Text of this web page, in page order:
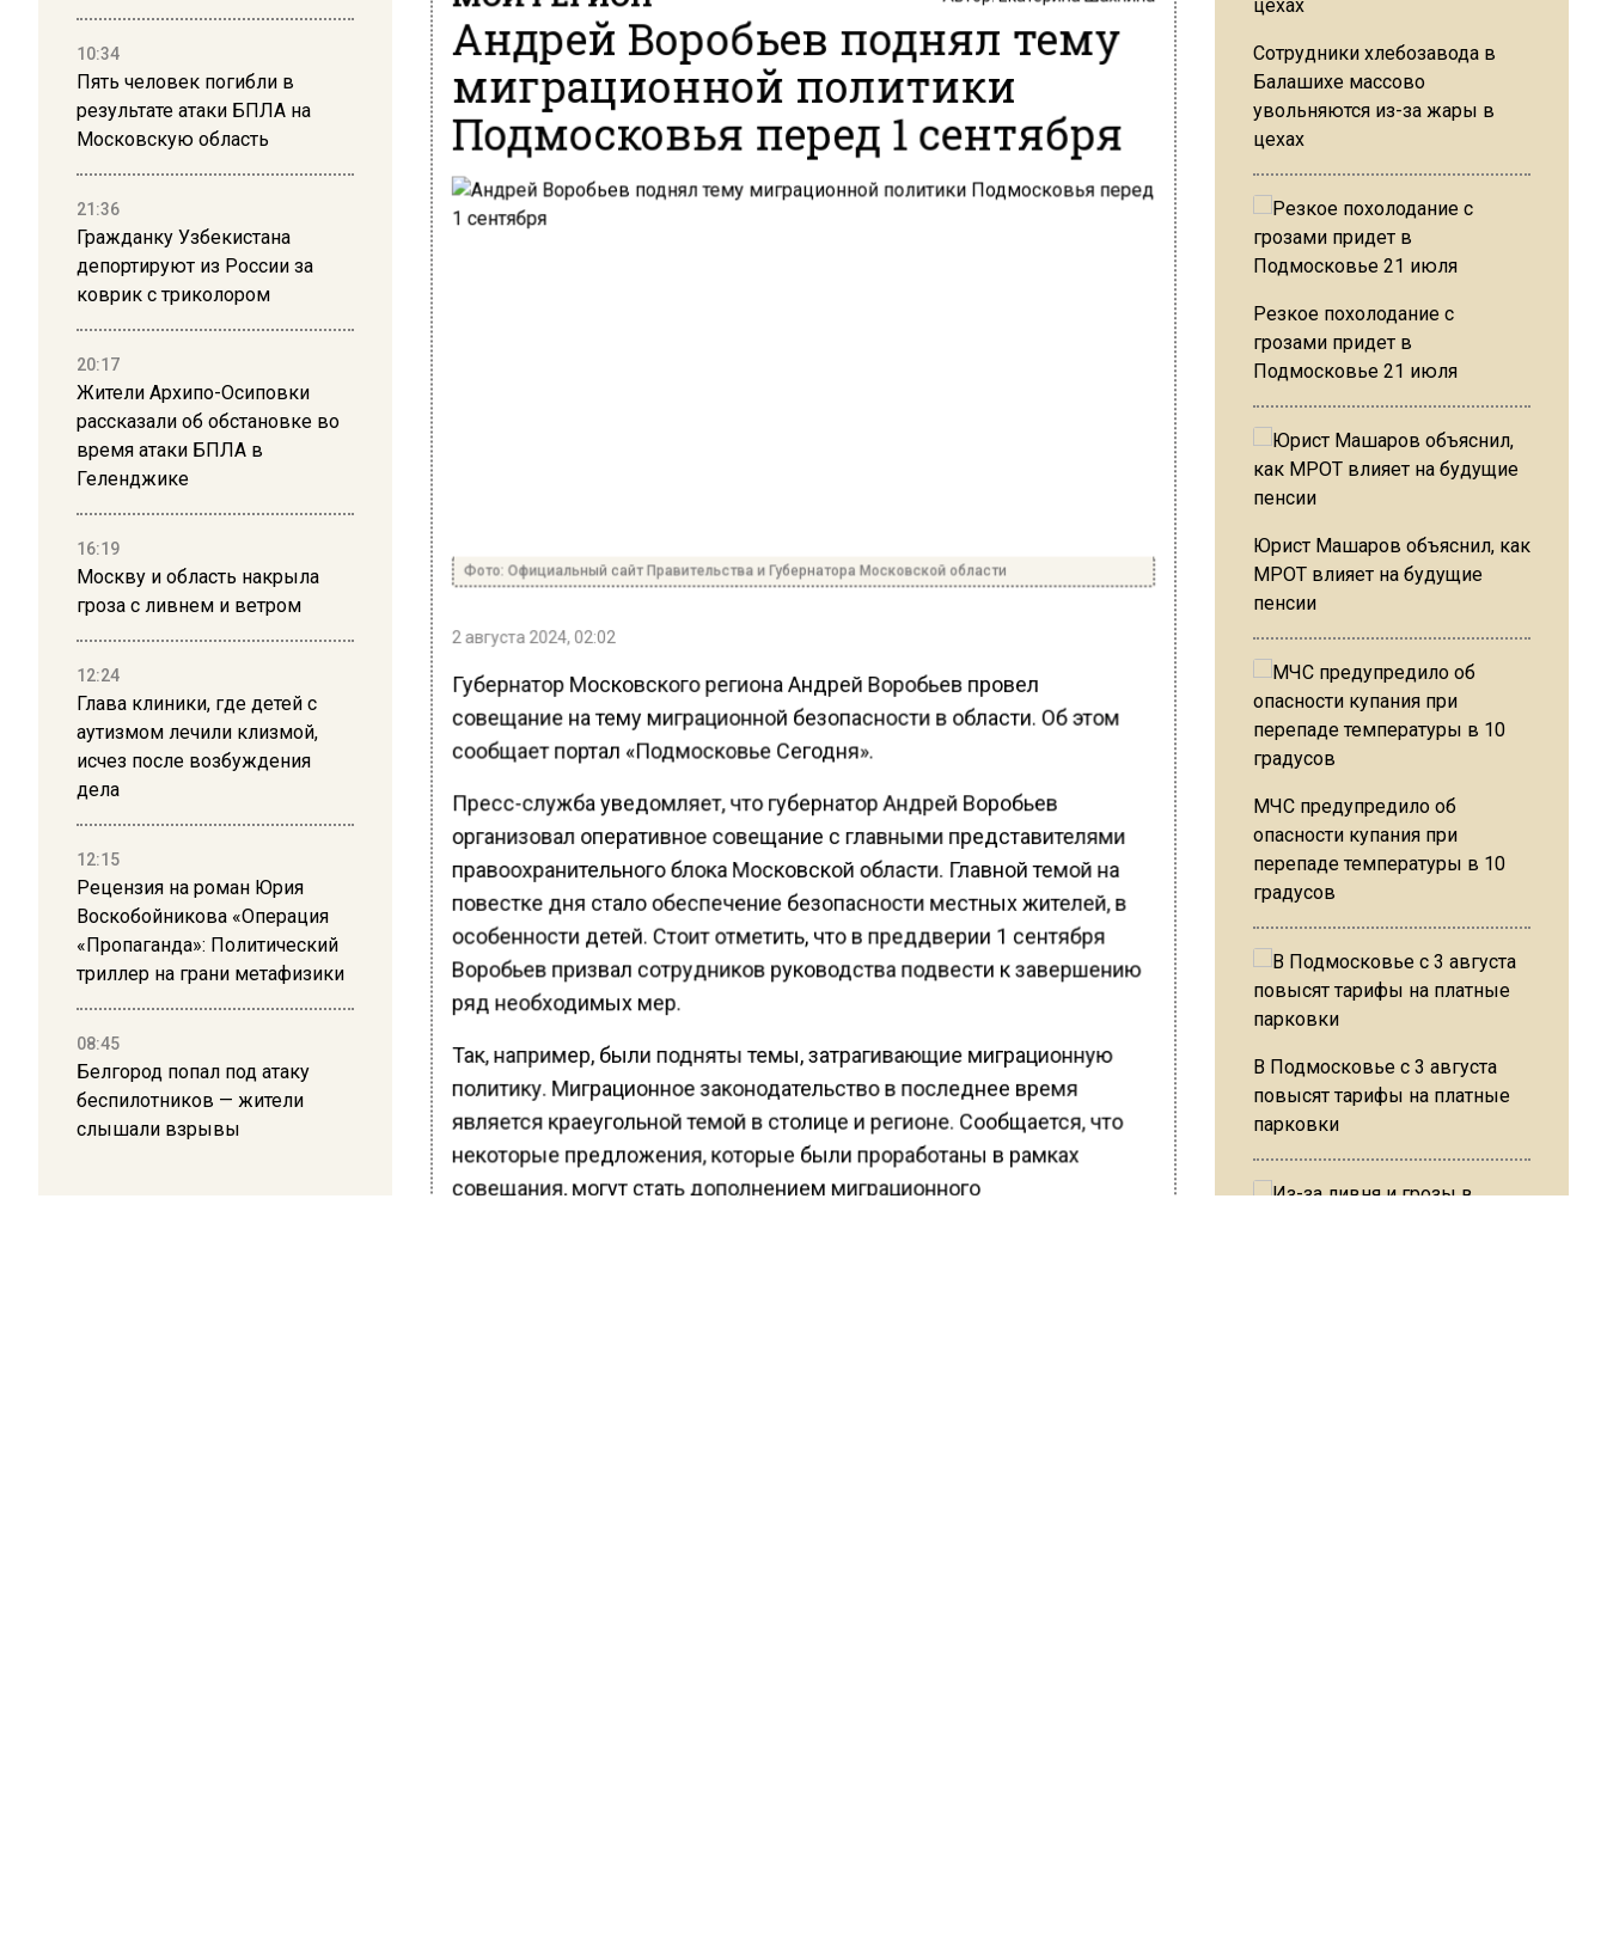
10:34
Пять человек погибли в
результате атаки БПЛА на
Московскую область
21:36
Гражданку Узбекистана
депортируют из России за
коврик с триколором
20:17
Жители Архипо-Осиповки
рассказали об обстановке во
время атаки БПЛА в
Геленджике
16:19
Москву и область накрыла
гроза с ливнем и ветром
12:24
Глава клиники, где детей с
аутизмом лечили клизмой,
исчез после возбуждения
дела
12:15
Рецензия на роман Юрия
Воскобойникова «Операция
«Пропаганда»: Политический
триллер на грани метафизики
08:45
Белгород попал под атаку
беспилотников — жители
слышали взрывы
Андрей Воробьев поднял тему
миграционной политики
Подмосковья перед 1 сентября
Фото: Официальный сайт Правительства и Губернатора Московской области
2 августа 2024, 02:02
Губернатор Московского региона Андрей Воробьев провел
совещание на тему миграционной безопасности в области. Об этом
сообщает портал «Подмосковье Сегодня».
Пресс-служба уведомляет, что губернатор Андрей Воробьев
организовал оперативное совещание с главными представителями
правоохранительного блока Московской области. Главной темой на
повестке дня стало обеспечение безопасности местных жителей, в
особенности детей. Стоит отметить, что в преддверии 1 сентября
Воробьев призвал сотрудников руководства подвести к завершению
ряд необходимых мер.
Так, например, были подняты темы, затрагивающие миграционную
политику. Миграционное законодательство в последнее время
является краеугольной темой в столице и регионе. Сообщается, что
некоторые предложения, которые были проработаны в рамках
совещания, могут стать дополнением миграционного
Сотрудники хлебозавода в
Балашихе массово
увольняются из-за жары в
цехах
Резкое похолодание с
грозами придет в
Подмосковье 21 июля
Юрист Машаров объяснил, как
МРОТ влияет на будущие
пенсии
МЧС предупредило об
опасности купания при
перепаде температуры в 10
градусов
В Подмосковье с 3 августа
повысят тарифы на платные
парковки